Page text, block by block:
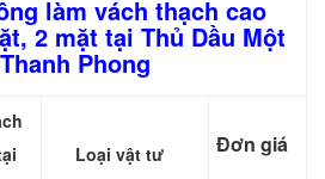
làm vách thạch cao
2 mặt tại Thủ Dầu Một
Phong
Loại vật tư Đơn giá